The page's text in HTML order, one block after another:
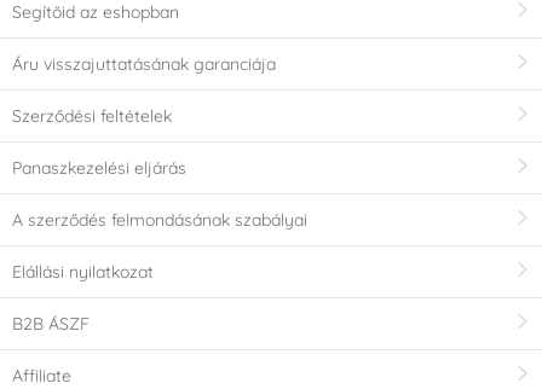
Segítőid az eshopban
Áru visszajuttatásának garanciája
Szerződési feltételek
Panaszkezelési eljárás
A szerződés felmondásának szabályai
Elállási nyilatkozat
B2B ÁSZF
Affiliate